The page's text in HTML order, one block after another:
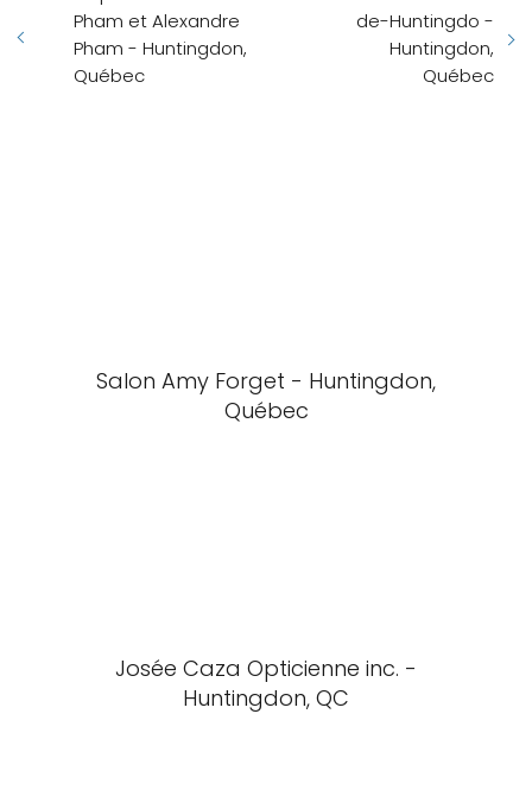
Pham et Alexandre
Pham - Huntingdon,
Québec
de-Huntingdo -
Huntingdon,
Québec
Salon Amy Forget - Huntingdon,
Québec
Josée Caza Opticienne inc. -
Huntingdon, QC